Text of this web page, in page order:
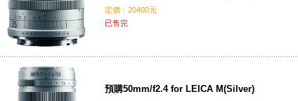
定價﹕20400元
已售完
預購50mm/f2.4 for LEICA M(Silver)